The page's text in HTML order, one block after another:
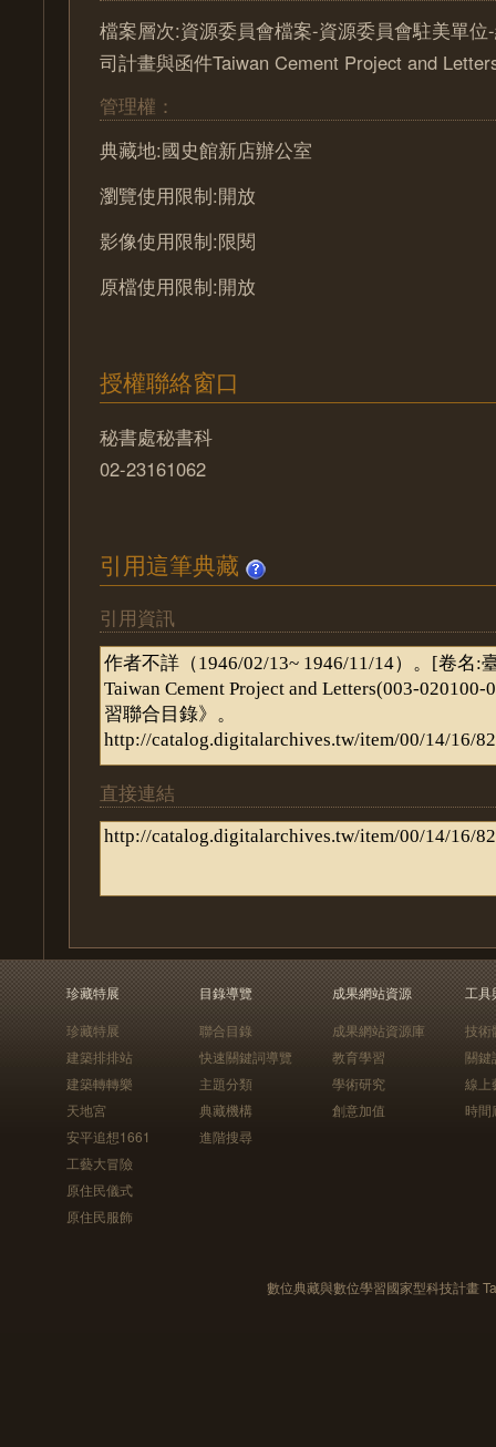
檔案層次:資源委員會檔案-資源委員會駐美單
司計畫與函件Taiwan Cement Project and
管理權：
典藏地:國史館新店辦公室
瀏覽使用限制:開放
影像使用限制:限閱
原檔使用限制:開放
授權聯絡窗口
秘書處秘書科
02-23161062
引用這筆典藏
引用資訊
直接連結
珍藏特展
珍藏特展
建築排排站
建築轉轉樂
天地宮
安平追想1661
工藝大冒險
原住民儀式
原住民服飾
目錄導覽
聯合目錄
快速關鍵詞導覽
主題分類
典藏機構
進階搜尋
成果網站資源
成果網站資源庫
教育學習
學術研究
創意加值
工具
技術
關鍵
線上
時間
數位典藏與數位學習國家型科技計畫